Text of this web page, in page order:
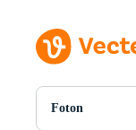
Foton